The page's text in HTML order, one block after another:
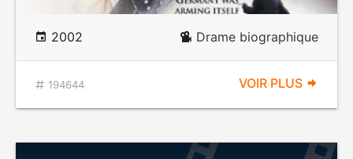
2002 Drame biographique
194644 VOIR PLUS